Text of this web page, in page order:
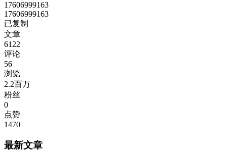
17606999163
17606999163
已复制
文章
6122
评论
56
浏览
2.2百万
粉丝
0
点赞
1470
最新文章